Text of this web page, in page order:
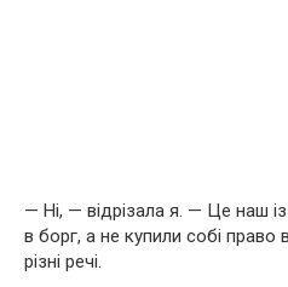
— Ні, — відрізала я. — Це наш
в борг, а не купили собі право
різні речі.